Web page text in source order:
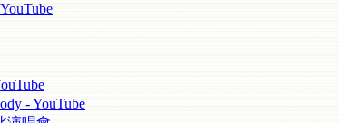
- YouTube